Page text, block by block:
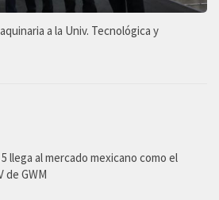
a la Univ. Tecnológica y
5 llega al mercado mexicano como el
de GWM